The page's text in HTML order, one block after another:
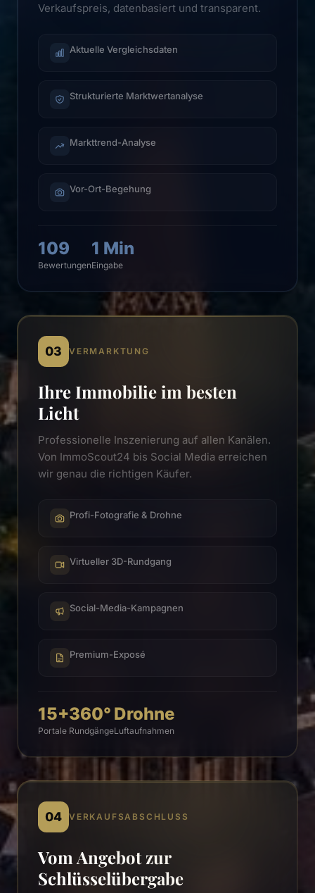
Verkaufspreis, datenbasiert und transparent.
Aktuelle Vergleichsdaten
Strukturierte Marktwertanalyse
Markttrend-Analyse
Vor-Ort-Begehung
109
Bewertungen
1 Min
Eingabe
03 VERMARKTUNG
Ihre Immobilie im besten
Licht
Professionelle Inszenierung auf allen Kanälen.
Von ImmoScout24 bis Social Media erreichen
wir genau die richtigen Käufer.
Profi-Fotografie & Drohne
Virtueller 3D-Rundgang
Social-Media-Kampagnen
Premium-Exposé
15+
Portale
360°
Rundgänge
Drohne
Luftaufnahmen
04 VERKAUFSABSCHLUSS
Vom Angebot zur
Schlüsselübergabe